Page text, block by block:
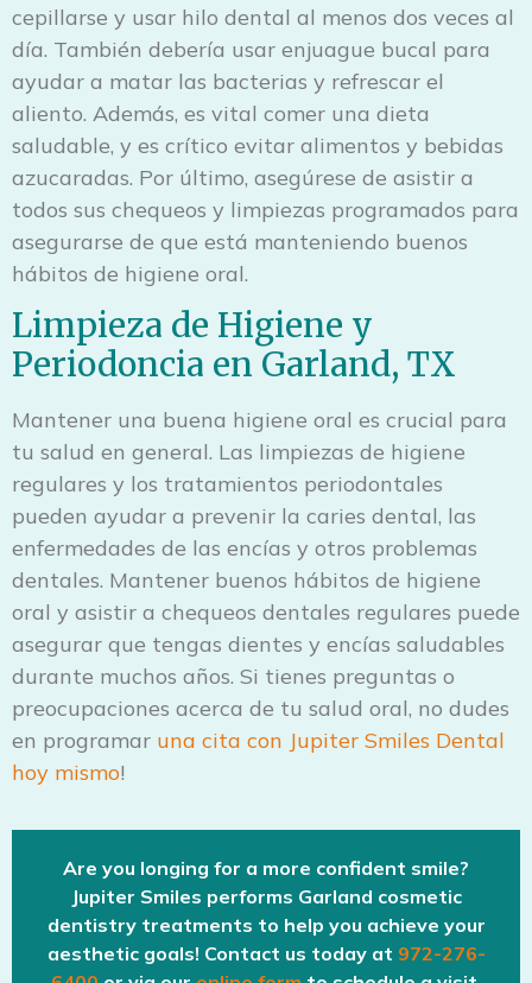
cepillarse y usar hilo dental al menos dos veces al
día. También debería usar enjuague bucal para
ayudar a matar las bacterias y refrescar el
aliento. Además, es vital comer una dieta
saludable, y es crítico evitar alimentos y bebidas
azucaradas. Por último, asegúrese de asistir a
todos sus chequeos y limpiezas programados para
asegurarse de que está manteniendo buenos
hábitos de higiene oral.
Limpieza de Higiene y
Periodoncia en Garland, TX
Mantener una buena higiene oral es crucial para
tu salud en general. Las limpiezas de higiene
regulares y los tratamientos periodontales
pueden ayudar a prevenir la caries dental, las
enfermedades de las encías y otros problemas
dentales. Mantener buenos hábitos de higiene
oral y asistir a chequeos dentales regulares puede
asegurar que tengas dientes y encías saludables
durante muchos años. Si tienes preguntas o
preocupaciones acerca de tu salud oral, no dudes
en programar una cita con Jupiter Smiles Dental
hoy mismo!
Are you longing for a more confident smile?
Jupiter Smiles performs Garland cosmetic
dentistry treatments to help you achieve your
aesthetic goals! Contact us today at 972-276-